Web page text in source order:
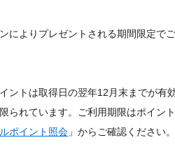
によりプレゼントされる期間限定で
ントは取得日の翌年12月末までが有
られています。ご利用期限はポイン
ポイント照会 」からご確認ください。